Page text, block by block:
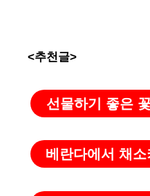
<추천글>
선물하기 좋은
베란다에서 채소